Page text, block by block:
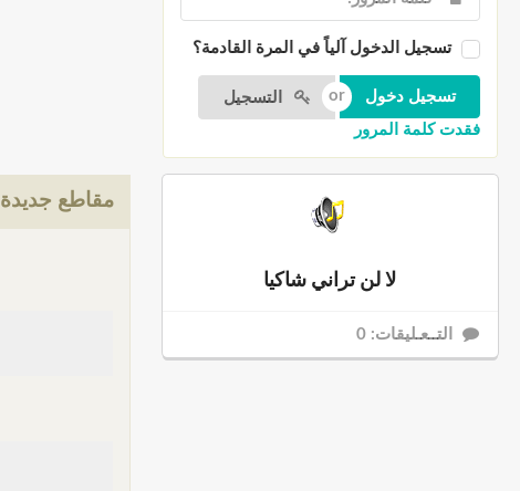
تسجيل الدخول آلياً في المرة القادمة؟
التسجيل
فقدت كلمة المرور
لا لن تراني شاكيا
التــعـليقات: 0
مقاطع جديدة